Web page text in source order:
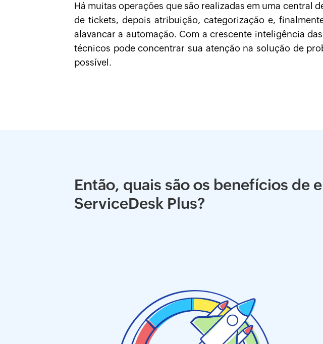
Há muitas operações que são realizadas em uma central
de tickets, depois atribuição, categorização e,
alavancar a automação. Com a crescente inteligência
técnicos pode concentrar sua atenção na solução de
possível.
Então, quais são os benefícios de
ServiceDesk Plus?